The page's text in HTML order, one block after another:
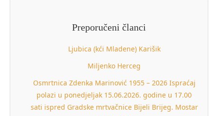
Preporučeni članci
Ljubica (kći Mladene) Karišik
Miljenko Herceg
Osmrtnica Zdenka Marinović 1955 – 2026 Ispraćaj
polazi u ponedjeljak 15.06.2026. godine u 17.00
sati ispred Gradske mrtvačnice Bijeli Brijeg. Mostar